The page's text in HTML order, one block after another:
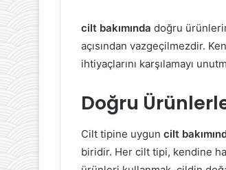
cilt bakımında doğru
açısından vazgeçilmezdir.
ihtiyaçlarını karşılamayı
Doğru
Cilt tipine uygun cilt
biridir. Her cilt tipi, kendine